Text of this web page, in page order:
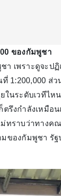
ของกัมพูชา
เพราะดูจะป
1:200,000 ส่
ในระดับเวทีไห
รึงกำลังเหมือ
ราบว่าทางคณ
มของกัมพูชา